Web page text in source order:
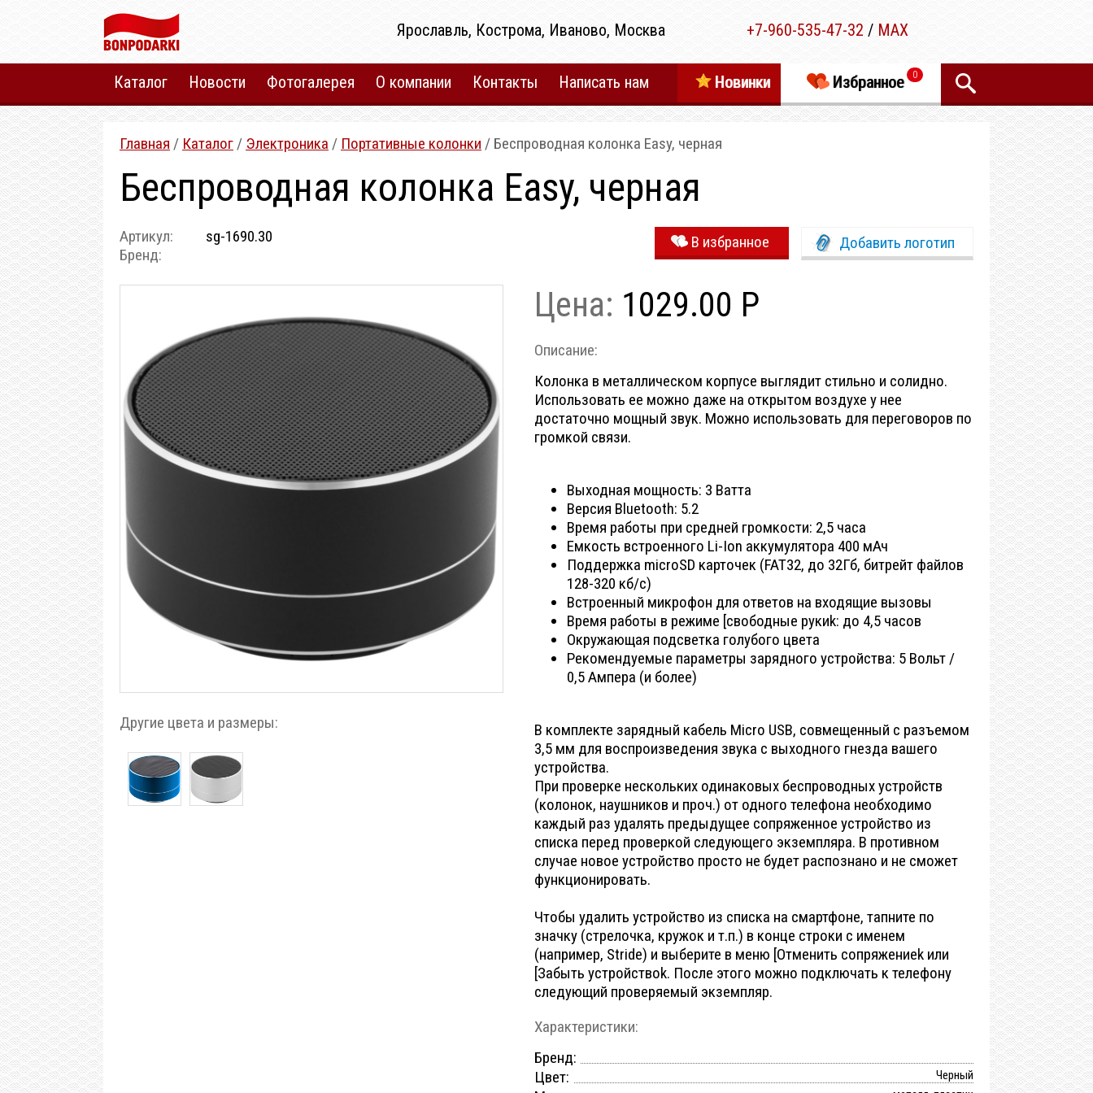
+7-960-535-47-32 / MAX
Ярославль, Кострома, Иваново, Москва
Каталог Новости Фотогалерея О компании Контакты Написать нам 0
Избранное
Новинки
Главная / Каталог / Электроника / Портативные колонки / Беспроводная колонка Easy, черная
Беспроводная колонка Easy, черная
Артикул:
Бренд:
sg-1690.30 Добавить логотип
В избранное
Другие цвета и размеры:
Цена: 1029.00 Р
Описание:
Колонка в металлическом корпусе выглядит стильно и солидно.
Использовать ее можно даже на открытом воздухе у нее
достаточно мощный звук. Можно использовать для переговоров по
громкой связи.
Выходная мощность: 3 Ватта
Версия Bluetooth: 5.2
Время работы при средней громкости: 2,5 часа
Емкость встроенного Li-Ion аккумулятора 400 мАч
Поддержка microSD карточек (FAT32, до 32Гб, битрейт файлов
128-320 кб/c)
Встроенный микрофон для ответов на входящие вызовы
Время работы в режиме [свободные рукиk: до 4,5 часов
Окружающая подсветка голубого цвета
Рекомендуемые параметры зарядного устройства: 5 Вольт /
0,5 Ампера (и более)
В комплекте зарядный кабель Micro USB, совмещенный с разъемом
3,5 мм для воспроизведения звука с выходного гнезда вашего
устройства.
При проверке нескольких одинаковых беспроводных устройств
(колонок, наушников и проч.) от одного телефона необходимо
каждый раз удалять предыдущее сопряженное устройство из
списка перед проверкой следующего экземпляра. В противном
случае новое устройство просто не будет распознано и не сможет
функционировать.
Чтобы удалить устройство из списка на смартфоне, тапните по
значку (стрелочка, кружок и т.п.) в конце строки с именем
(например, Stride) и выберите в меню [Отменить сопряжениеk или
[Забыть устройствоk. После этого можно подключать к телефону
следующий проверяемый экземпляр.
Характеристики:
Бренд:
Цвет:
Черный